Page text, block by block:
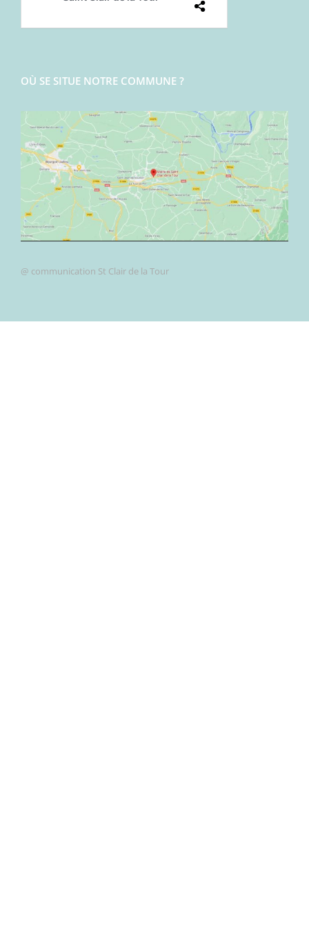
OÙ SE SITUE NOTRE COMMUNE ?
@ communication St Clair de la Tour